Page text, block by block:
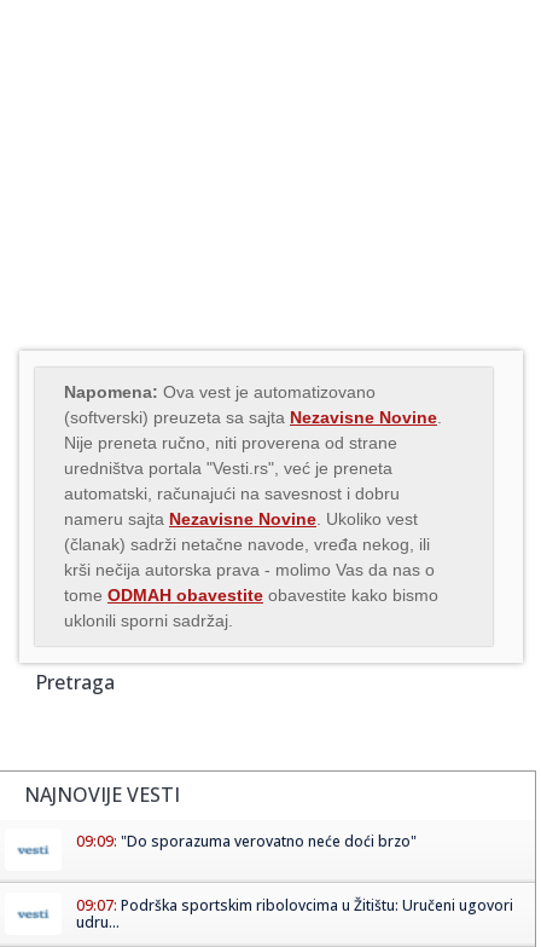
Napomena: Ova vest je automatizovano
(softverski) preuzeta sa sajta Nezavisne Novine
Nije preneta ručno, niti proverena od strane
uredništva portala "Vesti.rs", već je preneta
automatski, računajući na savesnost i dobru
nameru sajta Nezavisne Novine . Ukoliko vest
(članak) sadrži netačne navode, vređa nekog, ili
krši nečija autorska prava - molimo Vas da nas o
tome ODMAH obavestite obavestite kako bismo
uklonili sporni sadržaj.
Pretraga
NAJNOVIJE VESTI
09:09: "Do sporazuma verovatno neće doći brzo"
09:07: Podrška sportskim ribolovcima u Žitištu: Uručeni ugovori
udru...